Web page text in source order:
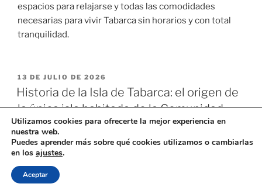
espacios para relajarse y todas las comodidades
necesarias para vivir Tabarca sin horarios y con total
tranquilidad.
13 DE JULIO DE 2026
Historia de la Isla de Tabarca: el origen de
la única isla habitada de la Comunidad
Valenciana
Utilizamos cookies para ofrecerte la mejor experiencia en
nuestra web.
Puedes aprender más sobre qué cookies utilizamos o cambiarlas
en los ajustes.
Aceptar